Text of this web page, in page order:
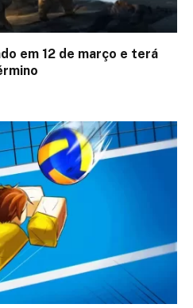
em 12 de março e terá